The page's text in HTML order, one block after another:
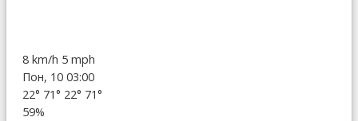
8 km/h 5 mph
Пон, 10 03:00
22° 71° 22° 71°
59%